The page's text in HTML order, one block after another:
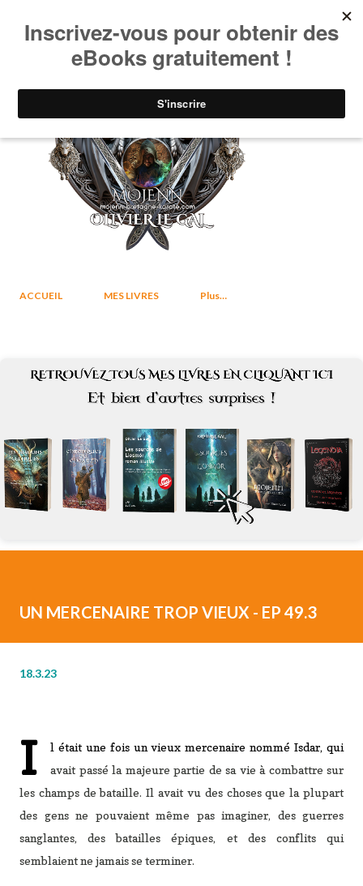
ACCUEIL MES LIVRES Plus…
UN MERCENAIRE TROP VIEUX - EP 49.3
18.3.23
I
l était une fois un vieux mercenaire nommé Isdar, qui
avait passé la majeure partie de sa vie à combattre sur
les champs de bataille. Il avait vu des choses que la plupart
des gens ne pouvaient même pas imaginer, des guerres
sanglantes, des batailles épiques, et des conflits qui
semblaient ne jamais se terminer.